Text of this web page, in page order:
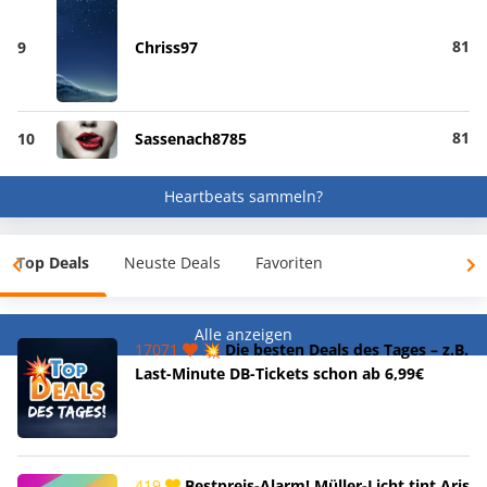
9 Chriss97 81
10 Sassenach8785 81
Heartbeats sammeln?
Top Deals Neuste Deals Favoriten
Alle anzeigen
17071
💥 Die besten Deals des Tages – z.B.
Last-Minute DB-Tickets schon ab 6,99€